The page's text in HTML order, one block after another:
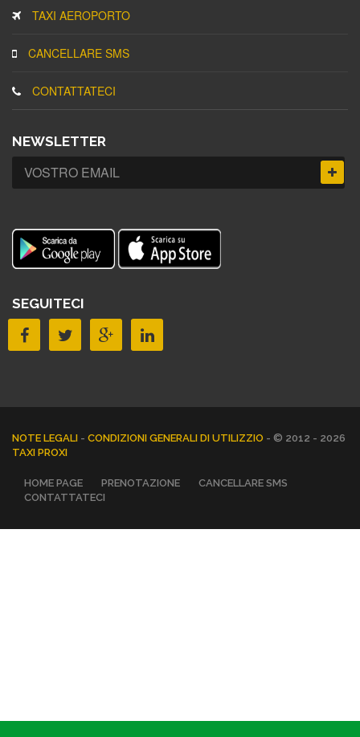
TAXI AEROPORTO
CANCELLARE SMS
CONTATTATECI
NEWSLETTER
SEGUITECI
NOTE LEGALI - CONDIZIONI GENERALI DI UTILIZZIO - © 2012 - 2026
TAXI PROXI
HOME PAGE PRENOTAZIONE
CANCELLARE SMS
CONTATTATECI